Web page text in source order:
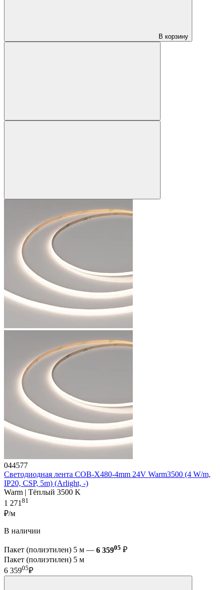
В корзину
044577
Светодиодная лента COB-X480-4mm 24V Warm3500 (4 W/m,
IP20, CSP, 5m) (Arlight, -)
Warm | Тёплый 3500 K
1 271 81
₽/м
В наличии
Пакет (полиэтилен) 5 м — 6 35905 ₽
Пакет (полиэтилен) 5 м
6 35905₽